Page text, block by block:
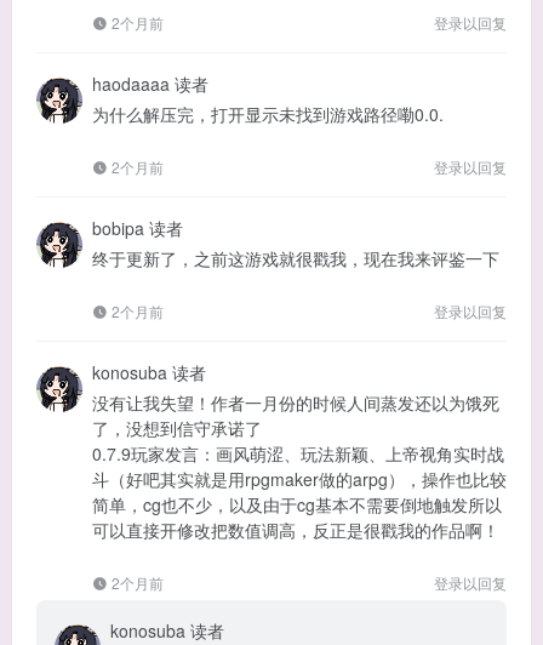
2个月前 登录以回复
haodaaaa 读者
为什么解压完，打开显示未找到游戏路径嘞0.0.
2个月前 登录以回复
bobipa 读者
终于更新了，之前这游戏就很戳我，现在我来评鉴一下
2个月前 登录以回复
konosuba 读者
没有让我失望！作者一月份的时候人间蒸发还以为饿死
了，没想到信守承诺了
0.7.9玩家发言：画风萌涩、玩法新颖、上帝视角实时战
斗（好吧其实就是用rpgmaker做的arpg），操作也比较
简单，cg也不少，以及由于cg基本不需要倒地触发所以
可以直接开修改把数值调高，反正是很戳我的作品啊！
2个月前 登录以回复
konosuba 读者